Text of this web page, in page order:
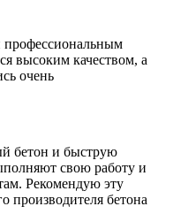
профессиональным
высоким качеством, а
очень
бетон и быструю
свою работу и
Рекомендую эту
производителя бетона